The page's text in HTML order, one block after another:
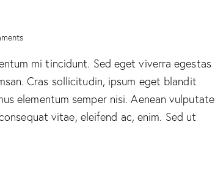
mi tincidunt. Sed eget viverra egestas
Cras sollicitudin, ipsum eget blandit
elementum semper nisi. Aenean vulputate
vitae, eleifend ac, enim. Sed ut